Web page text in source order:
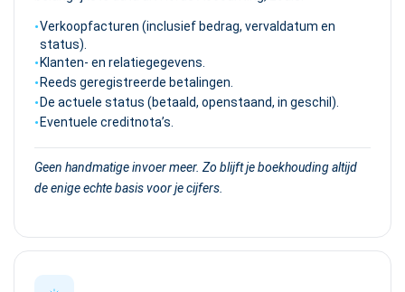
Verkoopfacturen (inclusief bedrag, vervaldatum en
status).
Klanten- en relatiegegevens.
Reeds geregistreerde betalingen.
De actuele status (betaald, openstaand, in geschil).
Eventuele creditnota’s.
Geen handmatige invoer meer. Zo blijft je boekhouding altijd
de enige echte basis voor je cijfers.